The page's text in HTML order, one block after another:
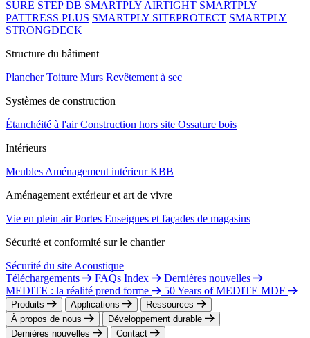
SURE STEP DB SMARTPLY AIRTIGHT SMARTPLY
PATTRESS PLUS SMARTPLY SITEPROTECT SMARTPLY
STRONGDECK
Structure du bâtiment
PlancherToiture Murs Revêtement à sec
Systèmes de construction
Étanchéité à l'airConstruction hors site Ossature bois
Intérieurs
Meubles Aménagement intérieurKBB
Aménagement extérieur et art de vivre
Vie en plein airPortes Enseignes et façades de magasins
Sécurité et conformité sur le chantier
Sécurité du site Acoustique
Téléchargements
FAQs Index
Dernières nouvelles
MEDITE : la réalité prend forme
50 Years of MEDITE MDF
Produits Applications
Ressources
À propos de nous
Développement durable
Dernières nouvelles
Contact